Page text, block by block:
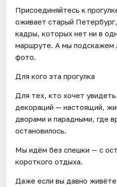
Присоединяйтесь к
оживает старый
кадры, которых нет ни в
маршруте. А мы подскажем
фото.
Для кого эта прогулка
Для тех, кто хочет
декораций — настоящий,
дворами и парадными, где
остановилось.
Мы идём без спешки — с
короткого отдыха.
Даже если вы давно